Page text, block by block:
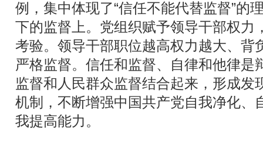
例，集中体现了“信任不能代替监督”的
下的监督上。党组织赋予领导干部权力
考验。领导干部职位越高权力越大、背
严格监督。信任和监督、自律和他律是
监督和人民群众监督结合起来，形成发
机制，不断增强中国共产党自我净化、
我提高能力。